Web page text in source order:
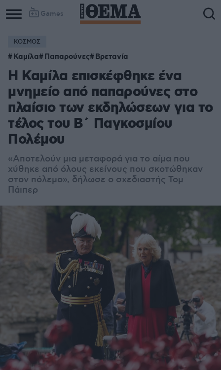
Games
ΚΟΣΜΟΣ
Καμίλα Παπαρούνες Βρετανία
Η Καμίλα επισκέφθηκε ένα
μνημείο από παπαρούνες στο
πλαίσιο των εκδηλώσεων για το
τέλος του Β΄ Παγκοσμίου
Πολέμου
«Aποτελούν μια μεταφορά για το αίμα που
χύθηκε από όλους εκείνους που σκοτώθηκαν
στον πόλεμο», δήλωσε ο σχεδιαστής Τομ
Πάιπερ